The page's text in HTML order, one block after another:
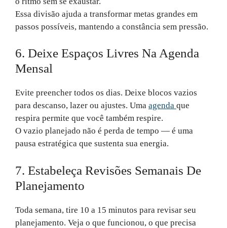
Essa divisão ajuda a transformar metas grandes em
passos possíveis, mantendo a constância sem pressão.
6. Deixe Espaços Livres Na Agenda
Mensal
Evite preencher todos os dias. Deixe blocos vazios
para descanso, lazer ou ajustes. Uma agenda que
respira permite que você também respire.
O vazio planejado não é perda de tempo — é uma
pausa estratégica que sustenta sua energia.
7. Estabeleça Revisões Semanais De
Planejamento
Toda semana, tire 10 a 15 minutos para revisar seu
planejamento. Veja o que funcionou, o que precisa